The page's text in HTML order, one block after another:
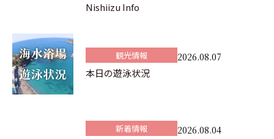
Nishiizu Info
観光情報 2026.08.07
本日の遊泳状況
新着情報 2026.08.04